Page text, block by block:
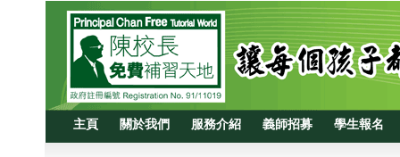
主頁 關於我們 服務介紹 義師招募 學生報名